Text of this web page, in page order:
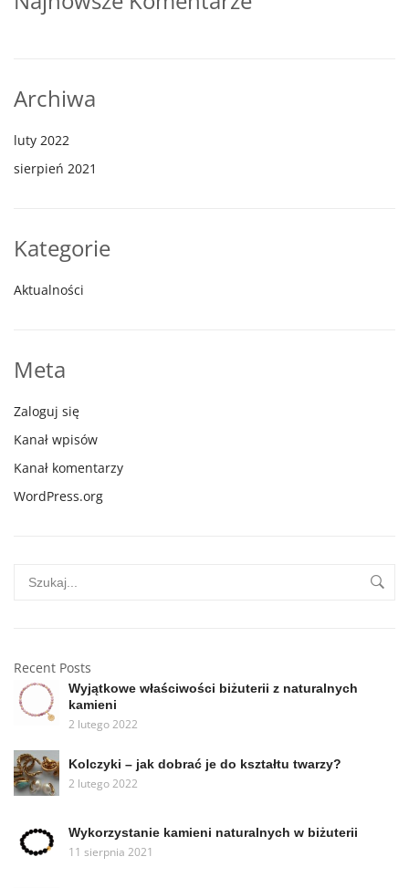
Archiwa
luty 2022
sierpień 2021
Kategorie
Aktualności
Meta
Zaloguj się
Kanał wpisów
Kanał komentarzy
WordPress.org
Recent Posts
Wyjątkowe właściwości biżuterii z naturalnych
kamieni
2 lutego 2022
Kolczyki – jak dobrać je do kształtu twarzy?
2 lutego 2022
Wykorzystanie kamieni naturalnych w biżuterii
11 sierpnia 2021